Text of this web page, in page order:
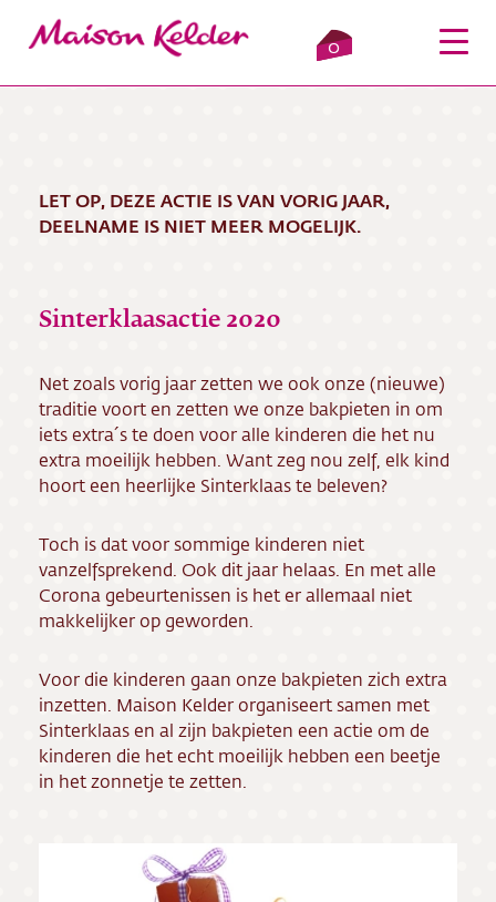
0
Inloggen Winkelmandje
Verkooppunten
Over ons
Bezorging
Contact
Vacatures
LET OP, DEZE ACTIE IS VAN VORIG JAAR,
DEELNAME IS NIET MEER MOGELIJK.
Sinterklaasactie 2020
Net zoals vorig jaar zetten we ook onze (nieuwe)
traditie voort en zetten we onze bakpieten in om
iets extra´s te doen voor alle kinderen die het nu
extra moeilijk hebben. Want zeg nou zelf, elk kind
hoort een heerlijke Sinterklaas te beleven?
Toch is dat voor sommige kinderen niet
vanzelfsprekend. Ook dit jaar helaas. En met alle
Corona gebeurtenissen is het er allemaal niet
makkelijker op geworden.
Voor die kinderen gaan onze bakpieten zich extra
inzetten. Maison Kelder organiseert samen met
Sinterklaas en al zijn bakpieten een actie om de
kinderen die het echt moeilijk hebben een beetje
in het zonnetje te zetten.